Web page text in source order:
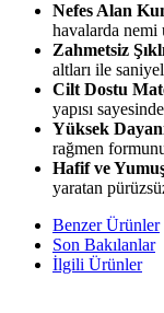
Nefes Alan
havalarda nemi
Zahmetsiz
altları ile
Cilt Dostu
yapısı
Yüksek
rağmen
Hafif ve
yaratan
Benzer Ürünler
Son Bakılanlar
İlgili Ürünler